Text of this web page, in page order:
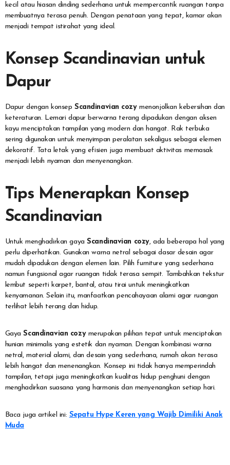
kecil atau hiasan dinding sederhana untuk mempercantik ruangan tanpa
membuatnya terasa penuh. Dengan penataan yang tepat, kamar akan
menjadi tempat istirahat yang ideal.
Konsep Scandinavian untuk
Dapur
Dapur dengan konsep Scandinavian cozymenonjolkan kebersihan dan
keteraturan. Lemari dapur berwarna terang dipadukan dengan aksen
kayu menciptakan tampilan yang modern dan hangat. Rak terbuka
sering digunakan untuk menyimpan peralatan sekaligus sebagai elemen
dekoratif. Tata letak yang efisien juga membuat aktivitas memasak
menjadi lebih nyaman dan menyenangkan.
Tips Menerapkan Konsep
Scandinavian
Untuk menghadirkan gayaScandinavian cozy, ada beberapa hal yang
perlu diperhatikan. Gunakan warna netral sebagai dasar desain agar
mudah dipadukan dengan elemen lain. Pilih furniture yang sederhana
namun fungsional agar ruangan tidak terasa sempit. Tambahkan tekstur
lembut seperti karpet, bantal, atau tirai untuk meningkatkan
kenyamanan. Selain itu, manfaatkan pencahayaan alami agar ruangan
terlihat lebih terang dan hidup.
GayaScandinavian cozymerupakan pilihan tepat untuk menciptakan
hunian minimalis yang estetik dan nyaman. Dengan kombinasi warna
netral, material alami, dan desain yang sederhana, rumah akan terasa
lebih hangat dan menenangkan. Konsep ini tidak hanya memperindah
tampilan, tetapi juga meningkatkan kualitas hidup penghuni dengan
menghadirkan suasana yang harmonis dan menyenangkan setiap hari.
Baca juga artikel ini: Sepatu Hype Keren yang Wajib Dimiliki Anak
Muda